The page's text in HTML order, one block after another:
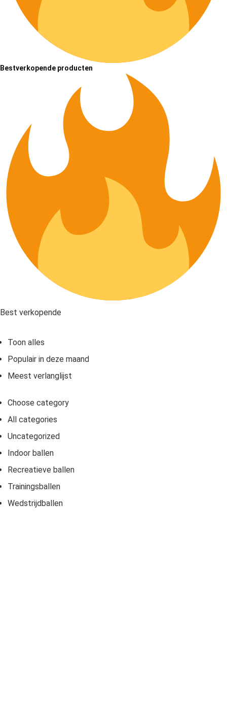
Bestverkopende producten
Best verkopende
Toon alles
Populair in deze maand
Meest verlanglijst
Choose category
All categories
Uncategorized
Indoor ballen
Recreatieve ballen
Trainingsballen
Wedstrijdballen